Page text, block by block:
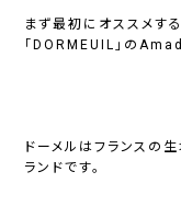
まず最初にオススメす
「DORMEUIL」の
ドーメルはフランスの
ランドです。